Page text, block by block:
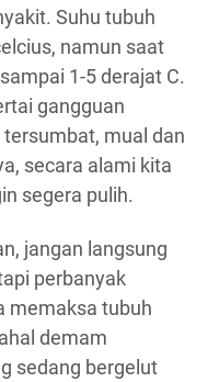
Suhu tubuh
namun saat
1-5 derajat C.
gangguan
mual dan
secara alami kita
segera pulih.
jangan langsung
perbanyak
memaksa tubuh
demam
sedang bergelut